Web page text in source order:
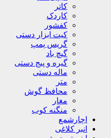
کاتر
کاردک
کفشور
کیت ابزار دستی
گریس پمپ
گیچ باد
گیره و پیج دستی
ماله دستی
متر
محافظ گوش
مغار
منگنه کوب
اچارشمع
انبر کلاغی